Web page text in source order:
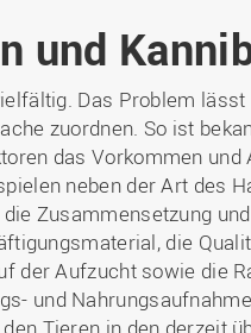
und
Das Problem
zuordnen. So ist
das Vorkommen und
neben der Art des
Zusammensetzung
die
der Aufzucht sowie die
und